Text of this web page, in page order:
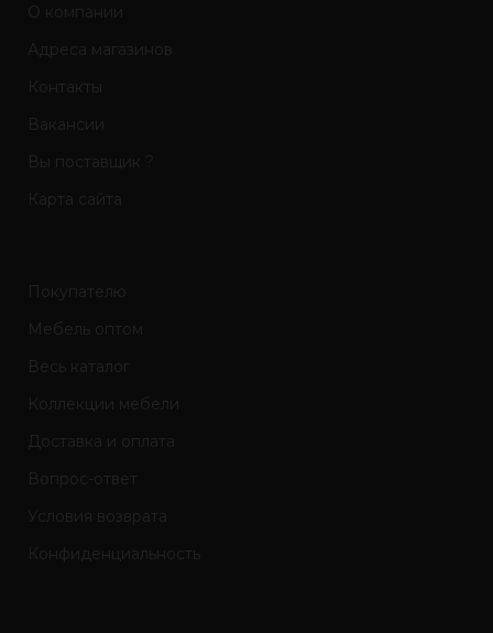
О компании
Адреса магазинов
Контакты
Вакансии
Вы поставщик ?
Карта сайта
Покупателю
Мебель оптом
Весь каталог
Коллекции мебели
Доставка и оплата
Вопрос-ответ
Условия возврата
Конфиденциальность